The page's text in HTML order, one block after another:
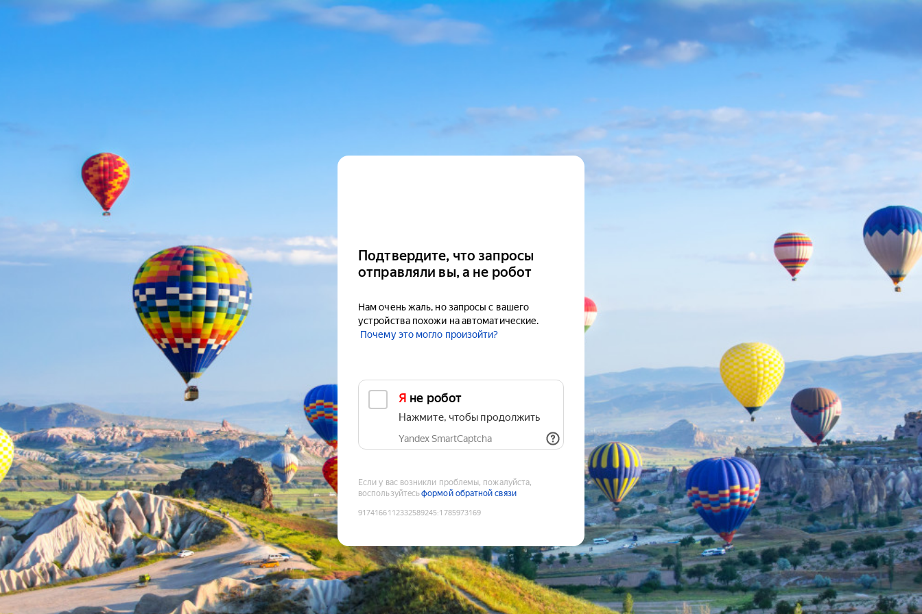
Подтвердите, что запросы
отправляли вы, а не робот
Нам очень жаль, но запросы с вашего
устройства похожи на автоматические.
Почему это могло произойти?
Я не робот
Нажмите, чтобы продолжить
Yandex SmartCaptcha
Если у вас возникли проблемы, пожалуйста,
воспользуйтесьформой обратной связи
9174166112332589245:1785973169